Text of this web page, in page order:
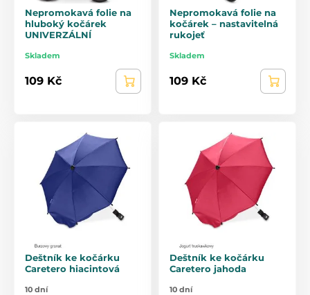
Nepromokavá folie na
hluboký kočárek
UNIVERZÁLNÍ
Skladem
109 Kč
Nepromokavá folie na
kočárek – nastavitelná
rukojeť
Skladem
109 Kč
Deštník ke kočárku
Caretero hiacintová
10 dní
Deštník ke kočárku
Caretero jahoda
10 dní